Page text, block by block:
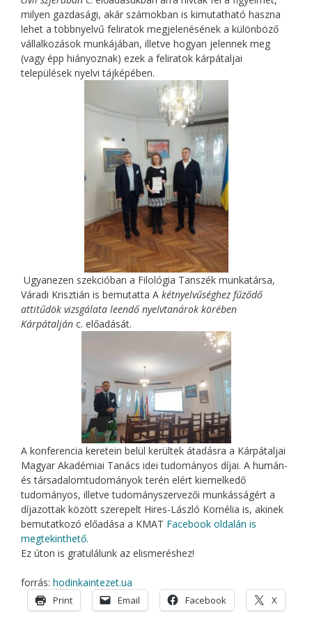
milyen gazdasági, akár számokban is kimutatható haszna
lehet a többnyelvű feliratok megjelenésének a különböző
vállalkozások munkájában, illetve hogyan jelennek meg
(vagy épp hiányoznak) ezek a feliratok kárpátaljai
települések nyelvi tájképében.
Ugyanezen szekcióban a Filológia Tanszék munkatársa,
Váradi Krisztián is bemutatta A kétnyelvűséghez fűződő
attitűdök vizsgálata leendő nyelvtanárok körében
Kárpátalján c. előadását.
A konferencia keretein belül kerültek átadásra a Kárpátaljai
Magyar Akadémiai Tanács idei tudományos díjai. A humán-
és társadalomtudományok terén elért kiemelkedő
tudományos, illetve tudományszervezői munkásságért a
díjazottak között szerepelt Hires-László Kornélia is, akinek
bemutatkozó előadása a KMAT Facebook oldalán is
megtekinthető.
Ez úton is gratulálunk az elismeréshez!
forrás: hodinkaintezet.ua
Print Email Facebook X